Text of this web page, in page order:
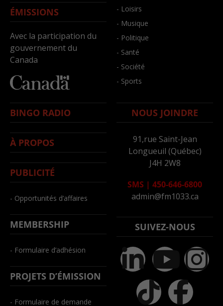
ÉMISSIONS
Avec la participation du
gouvernement du
Canada
- Loisirs
- Musique
- Politique
- Santé
- Société
- Sports
BINGO RADIO
À PROPOS
PUBLICITÉ
- Opportunités d’affaires
MEMBERSHIP
- Formulaire d’adhésion
PROJETS D’ÉMISSION
- Formulaire de demande
NOUS JOINDRE
91,rue Saint-Jean
Longueuil (Québec)
J4H 2W8
SMS | 450-646-6800
admin@fm1033.ca
SUIVEZ-NOUS